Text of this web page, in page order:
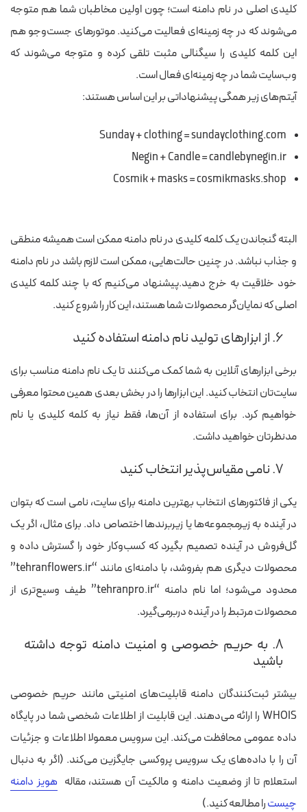
کلیدی اصلی در نام دامنه است؛ چون اولین مخاطبان شما هم متوجه
می‌شوند که در چه زمینه‌ای فعالیت می‌کنید. موتورهای جست‌وجو هم
این کلمه کلیدی را سیگنالی مثبت تلقی کرده و متوجه می‌شوند که
وب‌سایت شما در چه زمینه‌ای فعال است.
آیتم‌های زیر همگی پیشنهاداتی بر این اساس هستند:
Sunday + clothing = sundayclothing.com
Negin + Candle = candlebynegin.ir
Cosmik + masks = cosmikmasks.shop
البته گنجاندن یک کلمه کلیدی در نام دامنه ممکن است همیشه منطقی
و جذاب نباشد. در چنین حالت‌هایی، ممکن است لازم باشد در نام دامنه
خود خلاقیت به‌ خرج دهید.پیشنهاد می‌کنیم که با چند کلمه کلیدی
اصلی که نمایان‌گر محصولات شما هستند، این کار را شروع کنید.
۶. از ابزارهای تولید نام دامنه استفاده کنید
برخی ابزارهای آنلاین به شما کمک می‌کنند تا یک نام دامنه مناسب برای
سایت‌تان انتخاب کنید. این ابزارها را در بخش بعدی همین محتوا معرفی
خواهیم کرد. برای استفاده از آن‌ها، فقط نیاز به کلمه کلیدی یا نام
مدنظرتان خواهید داشت.
۷. نامی مقیاس‌پذیر انتخاب کنید
یکی از فاکتورهای انتخاب بهترین دامنه برای سایت، نامی است که بتوان
در آینده به زیرمجموعه‌ها یا زیربرندها اختصاص داد. برای مثال، اگر یک
گل‌فروش در آینده تصمیم بگیرد که کسب‌وکار خود را گسترش داده و
محصولات دیگری هم بفروشد، با دامنه‌ای مانند “tehranflowers.ir”
محدود می‌شود؛ اما نام دامنه “tehranpro.ir” طیف وسیع‌تری از
محصولات مرتبط را در آینده دربرمی‌گیرد.
۸. به حریم خصوصی و امنیت دامنه توجه داشته
باشید
بیشتر ثبت‌کنندگان دامنه قابلیت‌های امنیتی مانند حریم خصوصی
WHOIS را ارائه می‌دهند. این قابلیت از اطلاعات شخصی شما در پایگاه
داده عمومی محافظت می‌کند. این سرویس معمولا اطلاعات و جزئیات
آن را با داده‌های یک سرویس پروکسی جایگزین می‌کند. (اگر به دنبال
استعلام تا از وضعیت دامنه و مالکیت آن هستند، مقاله هویز دامنه
چیسترا مطالعه کنید.)